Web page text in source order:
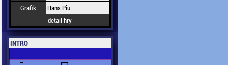
Grafik
Hans Piu
detail hry
INTRO